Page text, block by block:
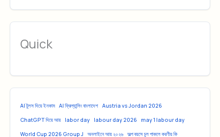
Quick
AI টুলস দিয়ে ইনকাম AI ফ্রিল্যান্সিং বাংলাদেশ Austria vs Jordan 2026
ChatGPT দিয়ে আয় labor day labour day 2026 may 1 labour day
World Cup 2026 Group J অনলাইনে আয় ২০২৬ অল্প বয়সে চুল পাকলে করণীয় কি